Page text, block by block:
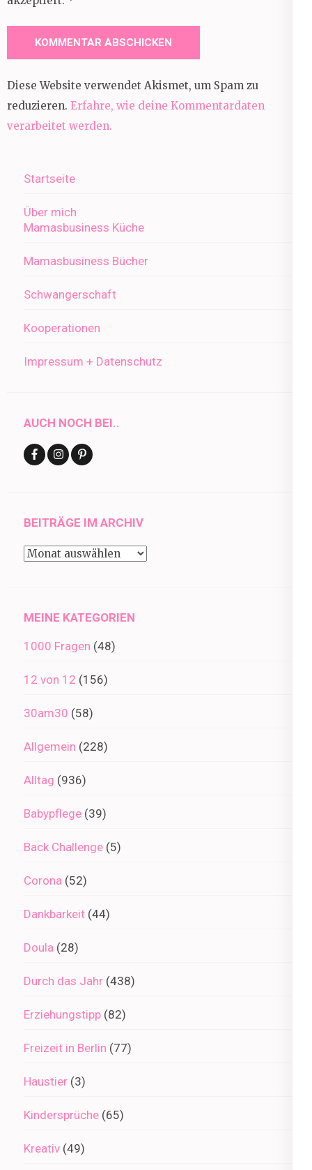
Diese Website verwendet Akismet, um Spam zu
reduzieren. Erfahre, wie deine Kommentardaten
verarbeitet werden.
Startseite
Über mich
Mamasbusiness Küche
Mamasbusiness Bücher
Schwangerschaft
Kooperationen
Impressum + Datenschutz
AUCH NOCH BEI..
BEITRÄGE IM ARCHIV
Beiträge
MEINE KATEGORIEN
1000 Fragen (48)
12 von 12 (156)
30am30 (58)
Allgemein (228)
Alltag (936)
Babypflege (39)
Back Challenge (5)
Corona (52)
Dankbarkeit (44)
Doula (28)
Durch das Jahr (438)
Erziehungstipp (82)
Freizeit in Berlin (77)
Haustier (3)
Kindersprüche (65)
Kreativ (49)